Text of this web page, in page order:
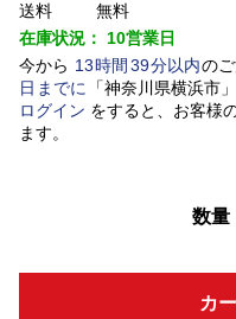
送料
無料
在庫状況： 10営業日
今から 13時間 39分以内の
日 までに 「神奈川県横浜市」
ログイン をすると、お客様
ます。
数量
カ